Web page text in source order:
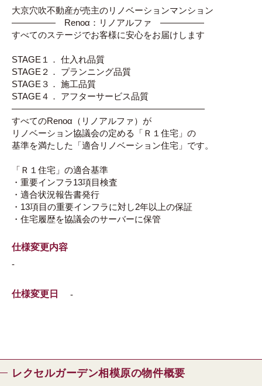
大京穴吹不動産が売主のリノベーションマンション
――――― Renoα：リノアルファ ―――――
すべてのステージでお客様に安心をお届けします
STAGE１． 仕入れ品質
STAGE２． プランニング品質
STAGE３． 施工品質
STAGE４． アフターサービス品質
――――――――――――――――――――――
すべてのRenoα（リノアルファ）が
リノベーション協議会の定める「Ｒ１住宅」の
基準を満たした「適合リノベーション住宅」です。
「Ｒ１住宅」の適合基準
・重要インフラ13項目検査
・適合状況報告書発行
・13項目の重要インフラに対し2年以上の保証
・住宅履歴を協議会のサーバーに保管
仕様変更内容
-
仕様変更日 -
レクセルガーデン相模原の物件概要